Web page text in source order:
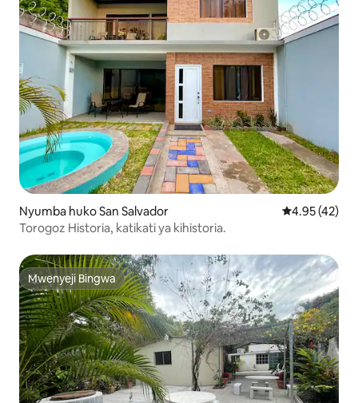
Nyumba huko San Salvador Ukadiriaji wa
4.95 (42)
Torogoz Historia, katikati ya kihistoria.
Mwenyeji Bingwa
Mwenyeji Bingwa